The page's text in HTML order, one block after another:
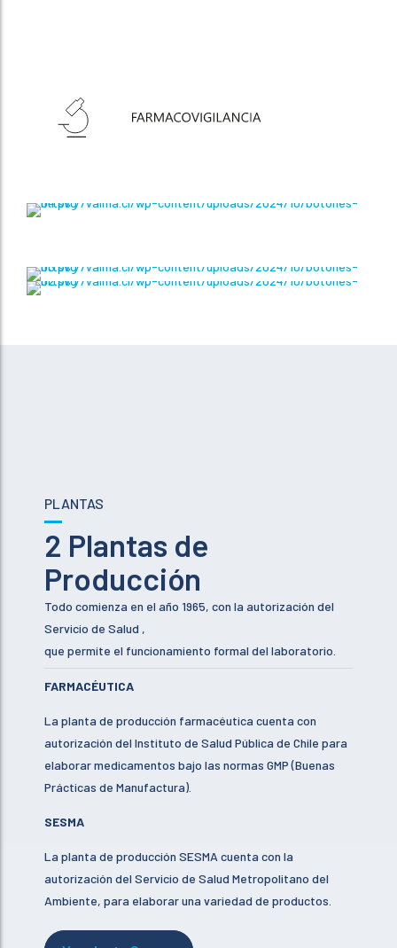
PLANTAS
2 Plantas de
Producción
Todo comienza en el año 1965, con la autorización del
Servicio de Salud ,
que permite el funcionamiento formal del laboratorio.
FARMACÉUTICA
La planta de producción farmacéutica cuenta con
autorización del Instituto de Salud Pública de Chile para
elaborar medicamentos bajo las normas GMP (Buenas
Prácticas de Manufactura).
SESMA
La planta de producción SESMA cuenta con la
autorización del Servicio de Salud Metropolitano del
Ambiente, para elaborar una variedad de productos.